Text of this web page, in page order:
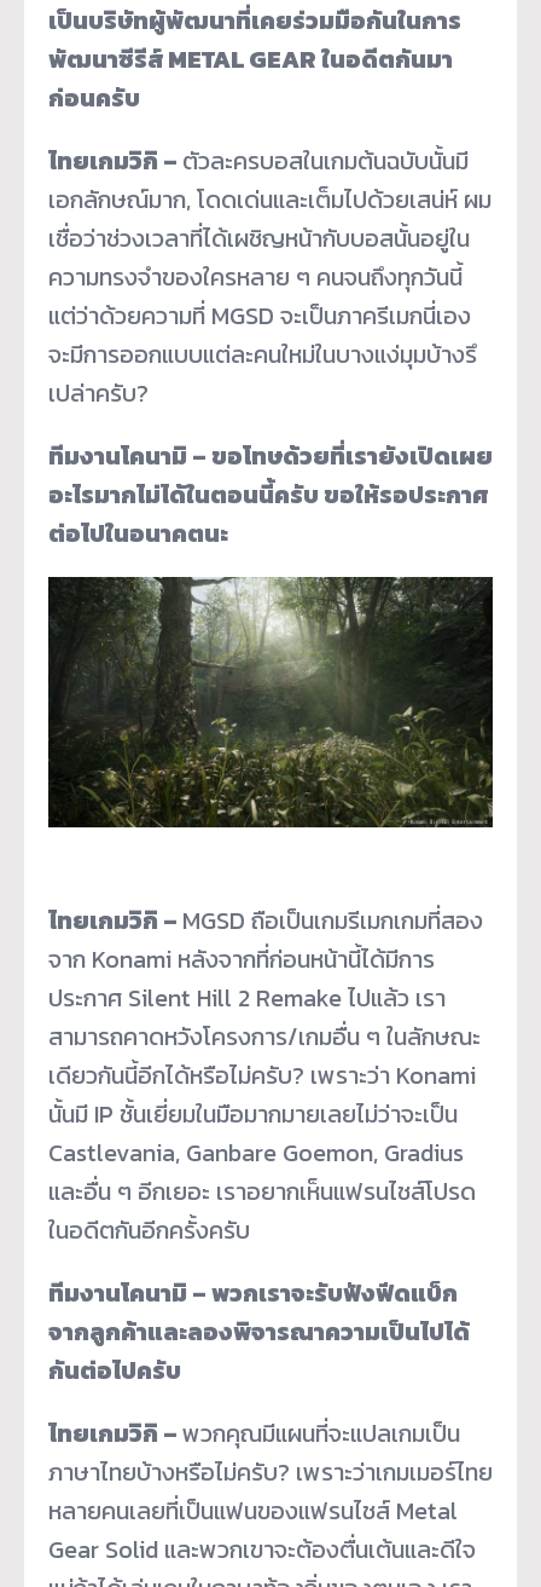
เป็นบริษัทผู้พัฒนาที่เคยร่วมมือกันในการ
พัฒนาซีรีส์ METAL GEAR ในอดีตกันมา
ก่อนครับ
ไทยเกมวิกิ – ตัวละครบอสในเกมต้นฉบับนั้นมี
เอกลักษณ์มาก, โดดเด่นและเต็มไปด้วยเสน่ห์ ผม
เชื่อว่าช่วงเวลาที่ได้เผชิญหน้ากับบอสนั้นอยู่ใน
ความทรงจำของใครหลาย ๆ คนจนถึงทุกวันนี้
แต่ว่าด้วยความที่ MGSD จะเป็นภาครีเมกนี่เอง
จะมีการออกแบบแต่ละคนใหม่ในบางแง่มุมบ้างรึ
เปล่าครับ?
ทีมงานโคนามิ – ขอโทษด้วยที่เรายังเปิดเผย
อะไรมากไม่ได้ในตอนนี้ครับ ขอให้รอประกาศ
ต่อไปในอนาคตนะ
ไทยเกมวิกิ – MGSD ถือเป็นเกมรีเมกเกมที่สอง
จาก Konami หลังจากที่ก่อนหน้านี้ได้มีการ
ประกาศ Silent Hill 2 Remake ไปแล้ว เรา
สามารถคาดหวังโครงการ/เกมอื่น ๆ ในลักษณะ
เดียวกันนี้อีกได้หรือไม่ครับ? เพราะว่า Konami
นั้นมี IP ชั้นเยี่ยมในมือมากมายเลยไม่ว่าจะเป็น
Castlevania, Ganbare Goemon, Gradius
และอื่น ๆ อีกเยอะ เราอยากเห็นแฟรนไชส์โปรด
ในอดีตกันอีกครั้งครับ
ทีมงานโคนามิ – พวกเราจะรับฟังฟีดแบ็ก
จากลูกค้าและลองพิจารณาความเป็นไปได้
กันต่อไปครับ
ไทยเกมวิกิ –พวกคุณมีแผนที่จะแปลเกมเป็น
ภาษาไทยบ้างหรือไม่ครับ? เพราะว่าเกมเมอร์ไทย
หลายคนเลยที่เป็นแฟนของแฟรนไชส์ Metal
Gear Solid และพวกเขาจะต้องตื่นเต้นและดีใจ